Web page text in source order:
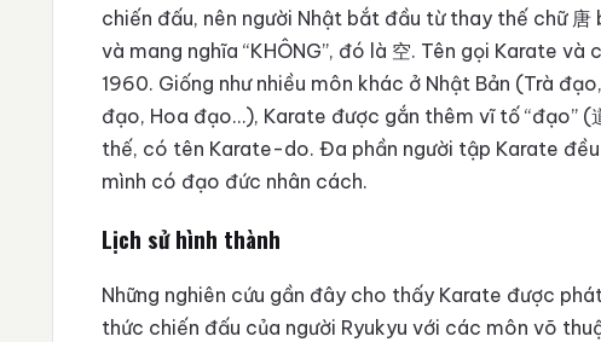
chiến đấu, nên người Nhật bắt đầu từ thay thế chữ
và mang nghĩa “KHÔNG”, đó là 空. Tên gọi Karate
1960. Giống như nhiều môn khác ở Nhật Bản (Trà
đạo, Hoa đạo…), Karate được gắn thêm vĩ tố “đạo” (
thế, có tên Karate-do. Đa phần người tập Karate
mình có đạo đức nhân cách.
Lịch sử hình thành
Những nghiên cứu gần đây cho thấy Karate được
thức chiến đấu của người Ryukyu với các môn võ